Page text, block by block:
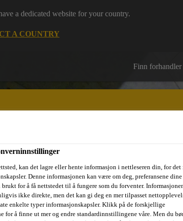
a dedicated website for your country.
A COUNTRY
Finn forhandler
kan det lagre eller hente informasjon i nettleseren din, for det
Denne informasjonen kan være om deg, preferansene
for å få nettstedet til å fungere som du forventer.
ikke direkte, men det kan gi deg en mer tilpasset
enkelte typer informasjonskapsler. Klikk på de forskjellige
for å finne ut mer og endre standardinnstillingene våre. Men du